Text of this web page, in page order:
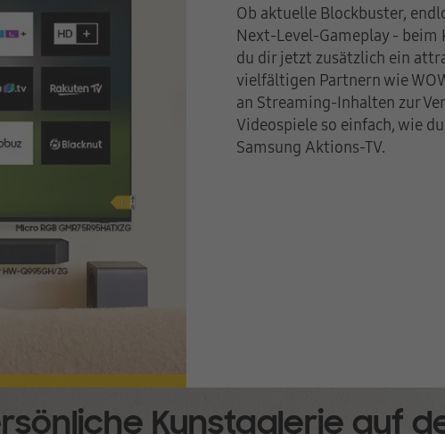
Ob aktuelle Blockbuster,
Next-Level-Gameplay -
du dir jetzt zusätzlich ein
vielfältigen Partnern wie
an Streaming-Inhalten zur
Videospiele so einfach, wie
Samsung Aktions-TV.
Kunstgalerie auf